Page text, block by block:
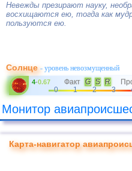
Невежды презирают науку,
восхищаются ею, тогда как
пользуются ею.
Солнце- уровень невозмущенный
4-0.67 Факт G S R
0
1 2 3
Монитор
Карта-навигатор